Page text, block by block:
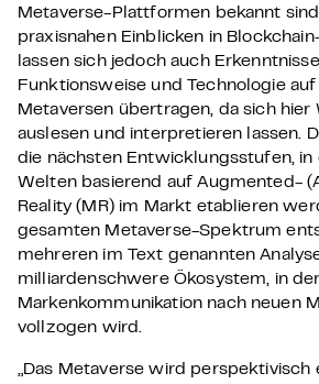
Metaverse-Plattformen bekannt
praxisnahen Einblicken in
lassen sich jedoch auch
Funktionsweise und Technologie
Metaversen übertragen, da sich hier
auslesen und interpretieren lassen.
die nächsten Entwicklungsstufen, in
Welten basierend auf Augmented-
Reality (MR) im Markt etablieren
gesamten Metaverse-Spektrum
mehreren im Text genannten
milliardenschwere Ökosystem, in
Markenkommunikation nach neuen
vollzogen wird.
„Das Metaverse wird perspektivisch